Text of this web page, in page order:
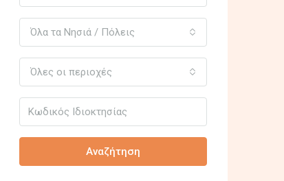
Όλα τα Νησιά / Πόλεις
Όλες οι περιοχές
Αναζήτηση